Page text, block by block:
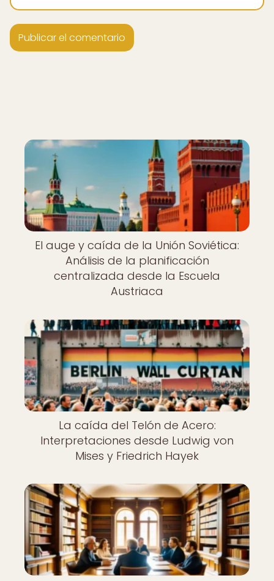
El auge y caída de la Unión Soviética:
Análisis de la planificación
centralizada desde la Escuela
Austriaca
La caída del Telón de Acero:
Interpretaciones desde Ludwig von
Mises y Friedrich Hayek